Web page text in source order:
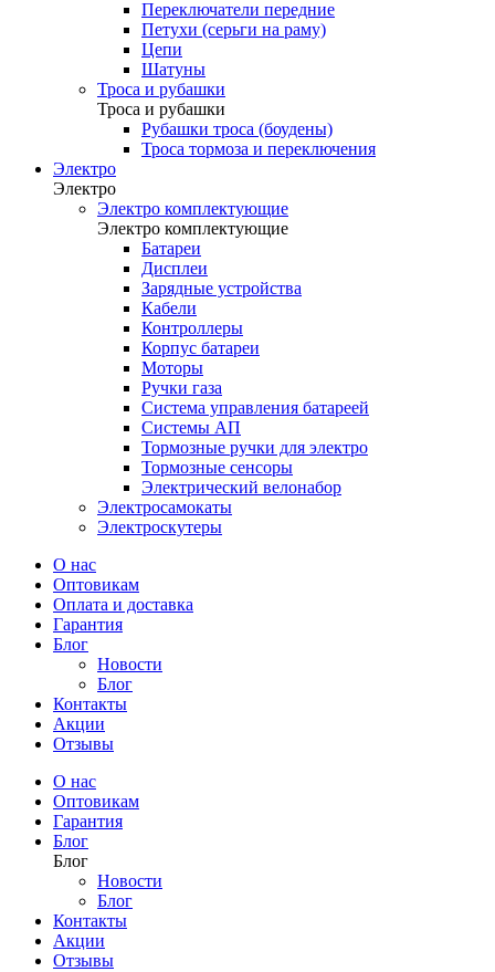
Переключатели передние
Петухи (серьги на раму)
Цепи
Шатуны
Троса и рубашки
Троса и рубашки
Рубашки троса (боудены)
Троса тормоза и переключения
Электро
Электро
Электро комплектующие
Электро комплектующие
Батареи
Дисплеи
Зарядные устройства
Кабели
Контроллеры
Корпус батареи
Моторы
Ручки газа
Система управления батареей
Системы АП
Тормозные ручки для электро
Тормозные сенсоры
Электрический велонабор
Электросамокаты
Электроскутеры
О нас
Оптовикам
Оплата и доставка
Гарантия
Блог
Новости
Блог
Контакты
Акции
Отзывы
О нас
Оптовикам
Гарантия
Блог
Блог
Новости
Блог
Контакты
Акции
Отзывы